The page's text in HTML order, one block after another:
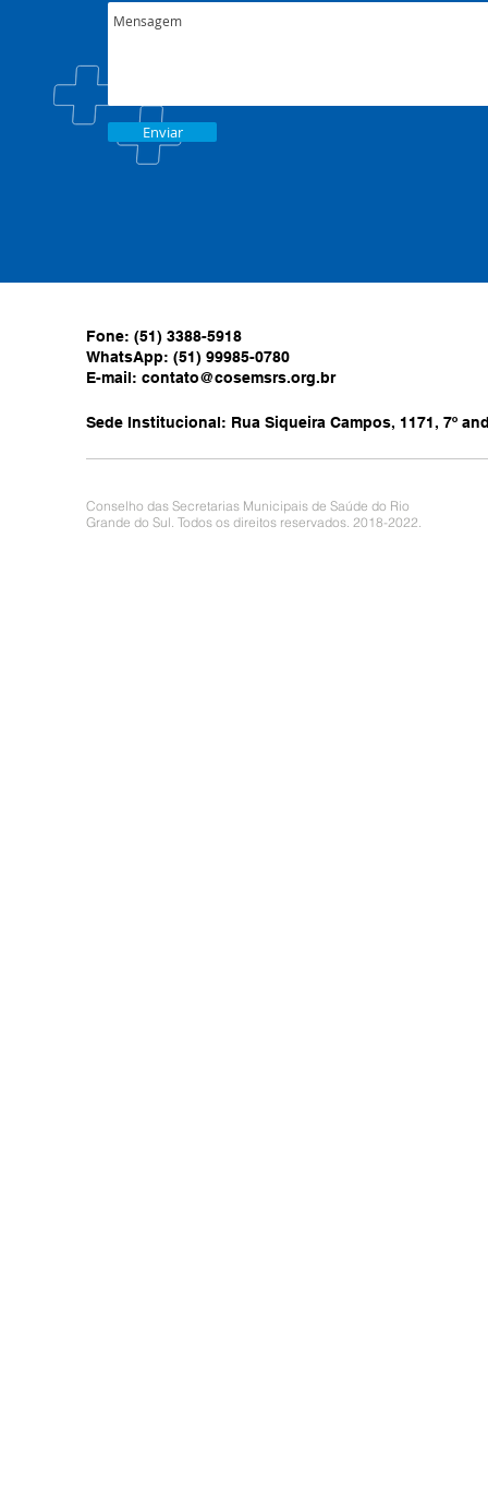
Enviar
Fone: (51) 3388-5918
WhatsApp: (51) 99985-0780
E-mail: contato@cosemsrs.org.br
Sede Institucional: Rua Siqueira Campos, 1171, 7º
Conselho das Secretarias Municipais de Saúde do Rio
Grande do Sul. Todos os direitos reservados. 2018-2022.